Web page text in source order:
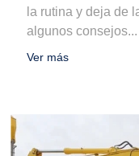
la rutina y deja de
algunos consejos...
Ver más